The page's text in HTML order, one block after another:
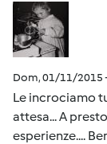
Dom, 01/11/2015
Le incrociamo
attesa... A
esperienze....